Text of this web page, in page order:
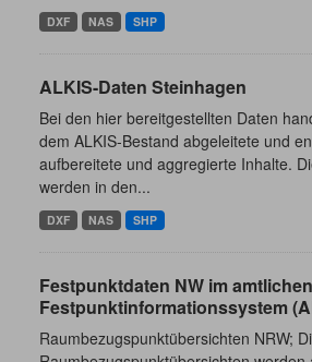
DXF NAS SHP
ALKIS-Daten Steinhagen
Bei den hier bereitgestellten Daten
dem ALKIS-Bestand abgeleitete und
aufbereitete und aggregierte Inhalte.
werden in den...
DXF NAS SHP
Festpunktdaten NW im amtlichen
Festpunktinformationssystem
Raumbezugspunktübersichten NRW;